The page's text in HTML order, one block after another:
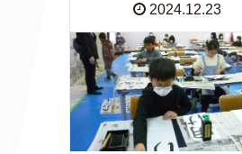
2024.12.23